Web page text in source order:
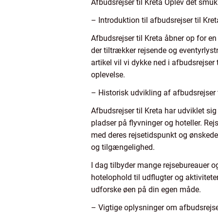
Afbudsrejser til Kreta Oplev det
– Introduktion til afbudsrejser til
Afbudsrejser til Kreta åbner op for
der tiltrækker rejsende og
artikel vil vi dykke ned i
oplevelse.
– Historisk udvikling af afbudsrejser
Afbudsrejser til Kreta har udviklet
pladser på flyvninger og hoteller.
med deres rejsetidspunkt og
og tilgængelighed.
I dag tilbyder mange rejsebureauer
hotelophold til udflugter og
udforske øen på din egen måde.
– Vigtige oplysninger om